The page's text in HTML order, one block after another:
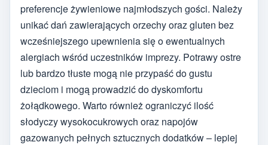
preferencje żywieniowe najmłodszych gości. Należy
unikać dań zawierających orzechy oraz gluten bez
wcześniejszego upewnienia się o ewentualnych
alergiach wśród uczestników imprezy. Potrawy ostre
lub bardzo tłuste mogą nie przypaść do gustu
dzieciom i mogą prowadzić do dyskomfortu
żołądkowego. Warto również ograniczyć ilość
słodyczy wysokocukrowych oraz napojów
gazowanych pełnych sztucznych dodatków – lepiej